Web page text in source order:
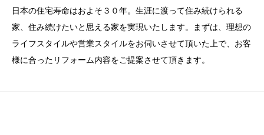
日本の住宅寿命はおよそ３０年。生涯に渡って住み続けられる
家、住み続けたいと思える家を実現いたします。まずは、理想の
ライフスタイルや営業スタイルをお伺いさせて頂いた上で、お客
様に合ったリフォーム内容をご提案させて頂きます。